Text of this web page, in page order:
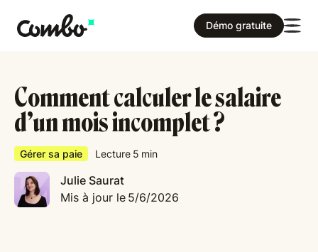
Démo gratuite
Comment calculer le salaire
d’un mois incomplet ?
Gérer sa paie Lecture 5 min
Julie Saurat
Mis à jour le 5/6/2026